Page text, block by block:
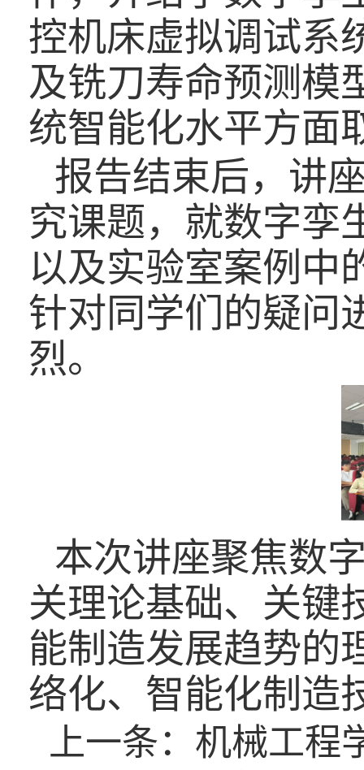
控机床虚拟调试系
及铣刀寿命预测模
统智能化水平方面
报告结束后，讲
究课题，就数字孪
以及实验室案例中
针对同学们的疑问
烈。
本次讲座聚焦数
关理论基础、关键
能制造发展趋势的
络化、智能化制造
上一条： 机械工程